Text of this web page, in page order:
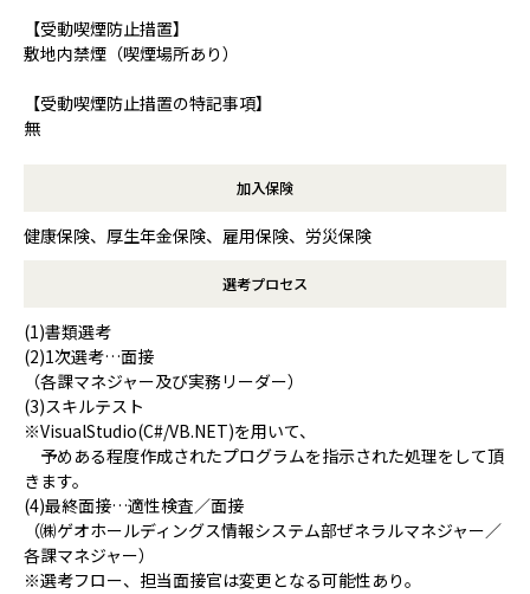
【受動喫煙防止措置】
敷地内禁煙（喫煙場所あり）
【受動喫煙防止措置の特記事項】
無
加入保険
健康保険、厚生年金保険、雇用保険、労災保険
選考プロセス
(1)書類選考
(2)1次選考…面接
（各課マネジャー及び実務リーダー）
(3)スキルテスト
※VisualStudio(C#/VB.NET)を用いて、
予めある程度作成されたプログラムを指示された処理をして頂
きます。
(4)最終面接…適性検査／面接
（㈱ゲオホールディングス情報システム部ぜネラルマネジャー／
各課マネジャー）
※選考フロー、担当面接官は変更となる可能性あり。